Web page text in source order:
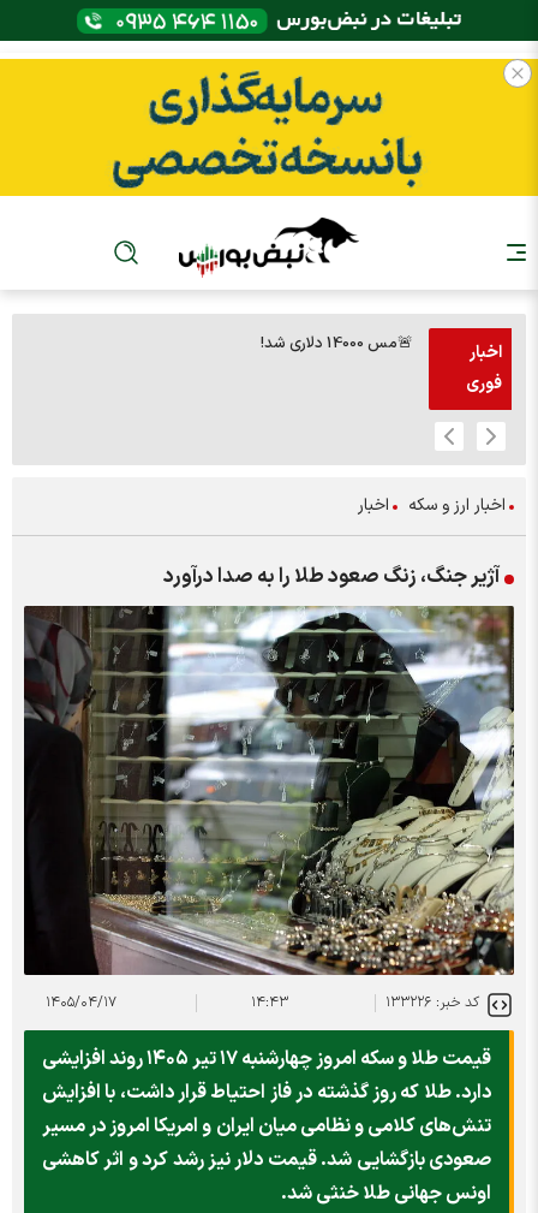
اخبار
فوری
🚨مس 14000 دلاری شد!
اخبار ارز و سکه اخبار
آژیر جنگ، زنگ صعود طلا را به صدا درآورد
کد خبر: ۱۳۳۲۲۶ ۱۴:۴۳ ۱۴۰۵/۰۴/۱۷
قیمت طلا و سکه امروز چهارشنبه ۱۷ تیر ۱۴۰۵ روند افزایشی
دارد. طلا که روز گذشته در فاز احتیاط قرار داشت، با افزایش
تنش‌های کلامی و نظامی میان ایران و امریکا امروز در مسیر
صعودی بازگشایی شد. قیمت دلار نیز رشد کرد و اثر کاهشی
اونس جهانی طلا خنثی شد.